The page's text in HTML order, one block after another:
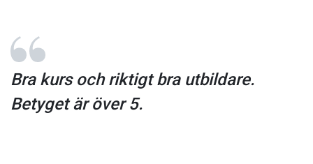
Bra kurs och riktigt bra utbildare.
Betyget är över 5.